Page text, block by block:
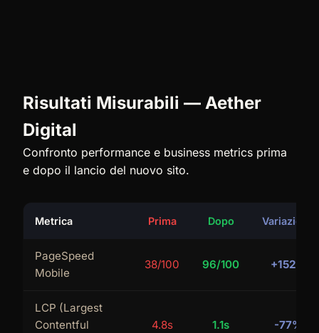
Risultati Misurabili — Aether
Digital
Confronto performance e business metrics prima
e dopo il lancio del nuovo sito.
Metrica Prima Dopo Variazione
PageSpeed
Mobile
38/100 96/100 +152%
LCP (Largest
Contentful
4.8s 1.1s -77%